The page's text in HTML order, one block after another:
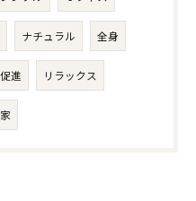
ナチュラル 全身
進 リラックス